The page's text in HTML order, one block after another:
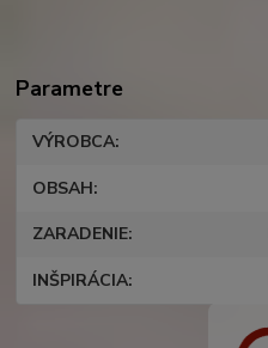
Parametre
VÝROBCA
OBSAH
ZARADENIE
INŠPIRÁCIA